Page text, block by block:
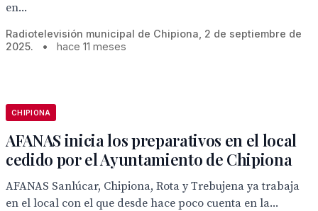
en...
Radiotelevisión municipal de Chipiona, 2 de septiembre de
2025.
• hace 11 meses
CHIPIONA
AFANAS inicia los preparativos en el local
cedido por el Ayuntamiento de Chipiona
AFANAS Sanlúcar, Chipiona, Rota y Trebujena ya trabaja
en el local con el que desde hace poco cuenta en la...